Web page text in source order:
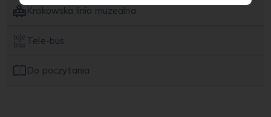
Krakowska linia muzealna
Tabor historyczny
Tele-bus
Do poczytania